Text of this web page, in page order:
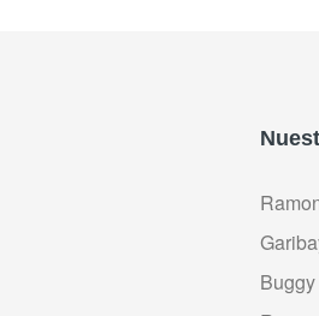
Buggy